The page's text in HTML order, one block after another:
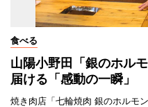
食べる
山陽小野田「銀のホル
届ける「感動の一瞬」
焼き肉店「七輪焼肉 銀のホルモ